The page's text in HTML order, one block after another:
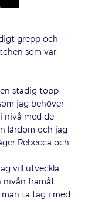
grepp och
som var
stadig topp
jag behöver
nivå med de
lärdom och jag
Rebecca och
vill utveckla
nivån framåt.
ta tag i med